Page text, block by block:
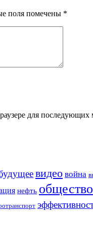
поля помечены *
для
видео война
нефть общество